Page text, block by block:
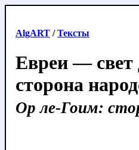
AlgART /Тексты
Евреи — свет
сторона
Ор ле-Гоим: